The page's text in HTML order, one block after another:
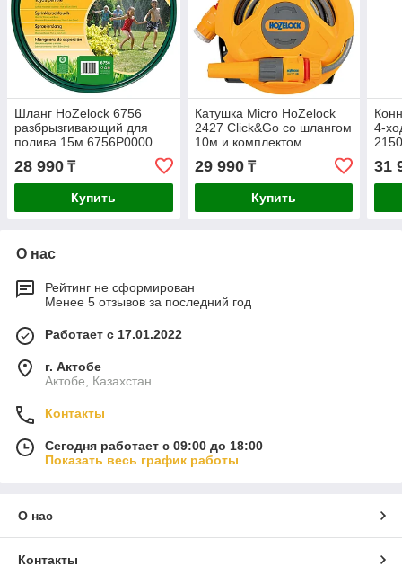
Шланг HoZelock 6756
разбрызгивающий для
полива 15м 6756P0000
28 990 ₸
Купить
Катушка Micro HoZelock
2427 Click&Go со шлангом
10м и комплектом
фитингов 24270000
29 990₸
Купить
4-
31
О нас
Рейтинг не сформирован
Менее 5 отзывов за последний год
Работает с 17.01.2022
г. Актобе
Актобе, Казахстан
Контакты
Сегодня работает с 09:00 до 18:00
Показать весь график работы
О нас
Контакты